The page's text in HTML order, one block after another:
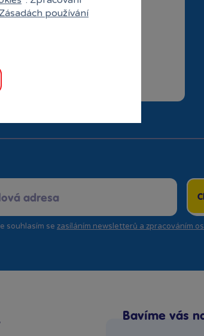
souhlasím se zasíláním newsletterů a zpracováním
Bavíme vás
Zásadách používání